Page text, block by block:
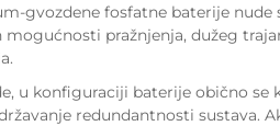
gvozdene fosfatne baterije
pražnjenja, dužeg
u konfiguraciji baterije obično se
redundantnosti sustava.